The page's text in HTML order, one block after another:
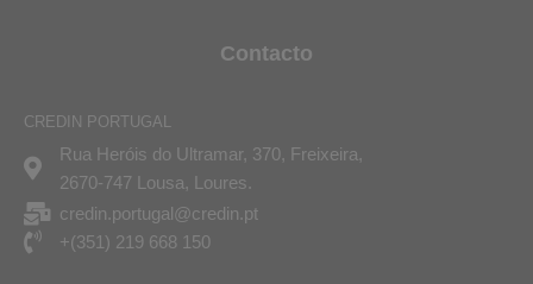
Contacto
CREDIN PORTUGAL
Rua Heróis do Ultramar, 370, Freixeira,
2670-747 Lousa, Loures.
credin.portugal@credin.pt
+(351) 219 668 150